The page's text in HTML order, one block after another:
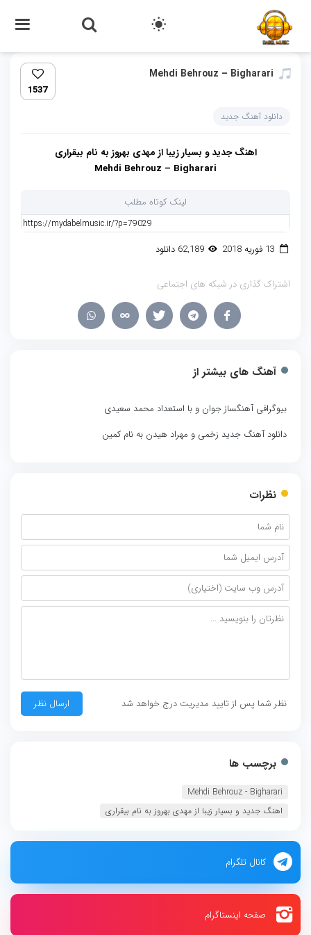
Mehdi Behrouz – Bigharari‏
1537
دانلود آهنگ جدید
اهنگ جدید و بسیار زیبا از مهدی بهروز به نام بیقراری
Mehdi Behrouz – Bigharari
لینک کوتاه مطلب
62,189 دانلود
اشتراک گذاری در شبکه های اجتماعی
آهنگ های بیشتر از
بیوگرافی آهنگساز جوان و با استعداد محمد سعیدی
دانلود آهنگ جدید زخمی و مهراد هیدن به نام کمین
نظرات
نظر شما پس از تایید مدیریت درج خواهد شد
برچسب ها
Mehdi Behrouz - Bigharari‏
اهنگ جدید و بسیار زیبا از مهدی بهروز به نام بیقراری
کانال تلگرام
صفحه اینستاگرام